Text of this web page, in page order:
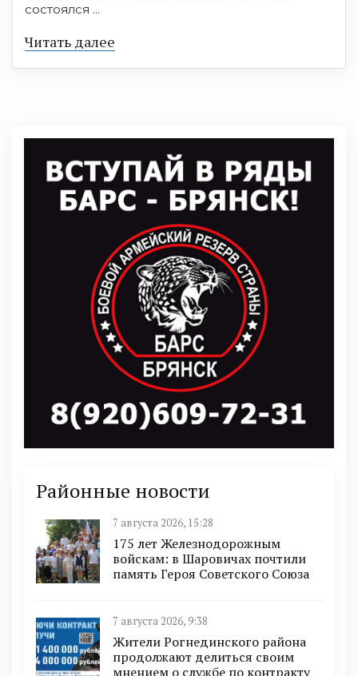
состоялся ...
Читать далее
Районные новости
7 августа 2026, 15:28
175 лет Железнодорожным
войскам: в Шаровичах почтили
память Героя Советского Союза
7 августа 2026, 9:38
Жители Рогнединского района
продолжают делиться своим
мнением о службе по контракту